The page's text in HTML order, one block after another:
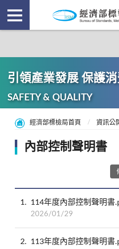
引領產業發展 保護
SAFETY & QUALITY
經濟部標檢局首頁 資訊公
內部控制聲明書
1 114年度內部控制聲明書
2026/01/29
2 113年度內部控制聲明書